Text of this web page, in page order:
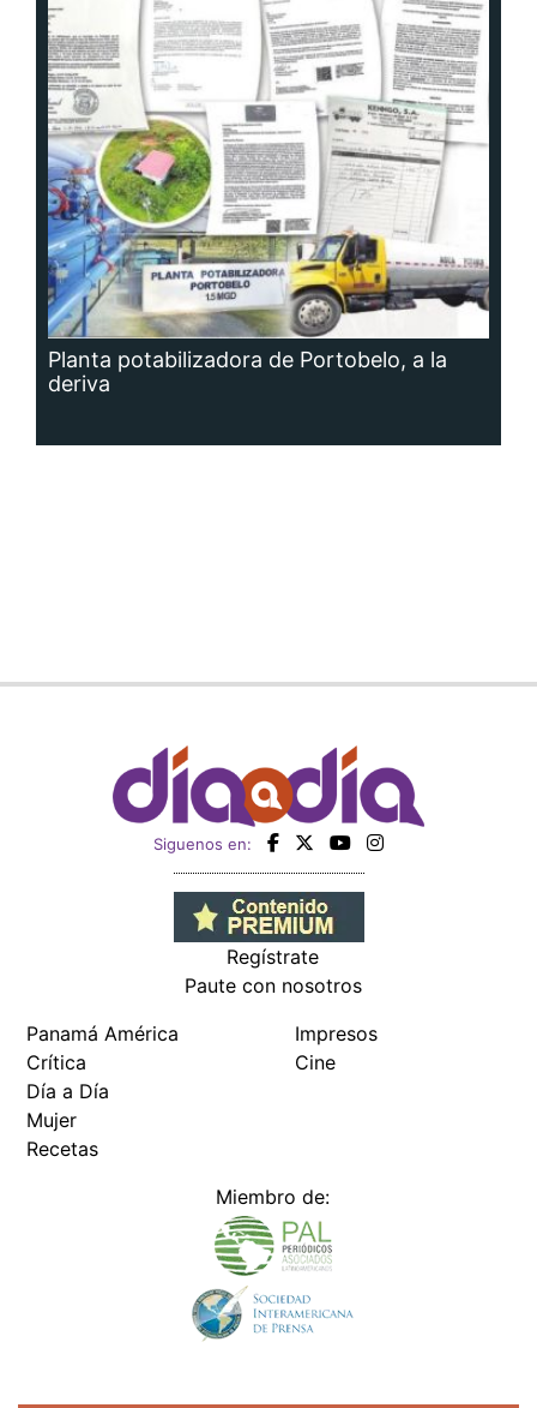
Planta potabilizadora de Portobelo, a la
deriva
Siguenos en:
Regístrate
Paute con nosotros
Panamá América
Crítica
Día a Día
Mujer
Recetas
Impresos
Cine
Miembro de: